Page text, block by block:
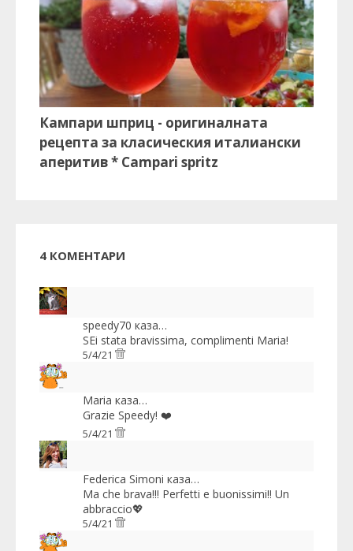
Кампари шприц - оригиналната
рецепта за класическия италиански
аперитив * Campari spritz
4 КОМЕНТАРИ
speedy70 каза…
SEi stata bravissima, complimenti Maria!
5/4/21
Maria каза…
Grazie Speedy! ❤️
5/4/21
Federica Simoni каза…
Ma che brava!!! Perfetti e buonissimi!! Un
abbraccio💖
5/4/21